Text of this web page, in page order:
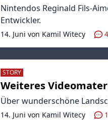
Nintendos Reginald Fils-
Entwickler.
14. Juni von Kamil Witecy 4
STORY
Weiteres
Über wunderschöne
14. Juni von Kamil Witecy 1